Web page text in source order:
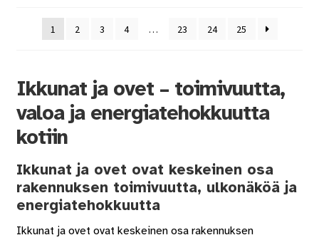
tuotteen
tuotteen
1 2 3 4 … 23 24 25
Ikkunat ja ovet – toimivuutta,
valoa ja energiatehokkuutta
kotiin
Ikkunat ja ovet ovat keskeinen osa
rakennuksen toimivuutta, ulkonäköä ja
energiatehokkuutta
Ikkunat ja ovet ovat keskeinen osa rakennuksen